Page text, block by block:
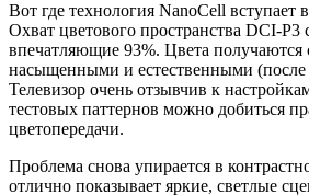
Вот где технология NanoCell вступает
Охват цветового пространства DCI-P3
впечатляющие 93%. Цвета
насыщенными и естественными (после
Телевизор очень отзывчив к
тестовых паттернов можно добиться
цветопередачи.
Проблема снова упирается в
отлично показывает яркие, светлые